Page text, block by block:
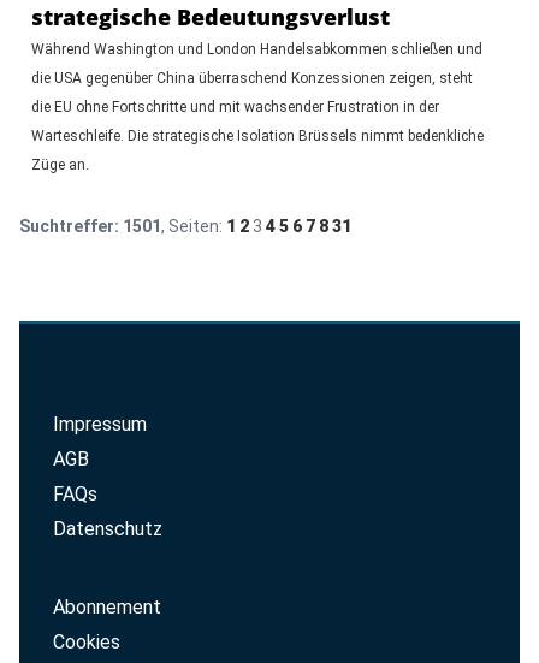
strategische Bedeutungsverlust
Während Washington und London Handelsabkommen schließen und
die USA gegenüber China überraschend Konzessionen zeigen, steht
die EU ohne Fortschritte und mit wachsender Frustration in der
Warteschleife. Die strategische Isolation Brüssels nimmt bedenkliche
Züge an.
Suchtreffer: 1501, Seiten: 1 2 3 4 5 6 7 8 31
Impressum
AGB
FAQs
Datenschutz
Abonnement
Cookies